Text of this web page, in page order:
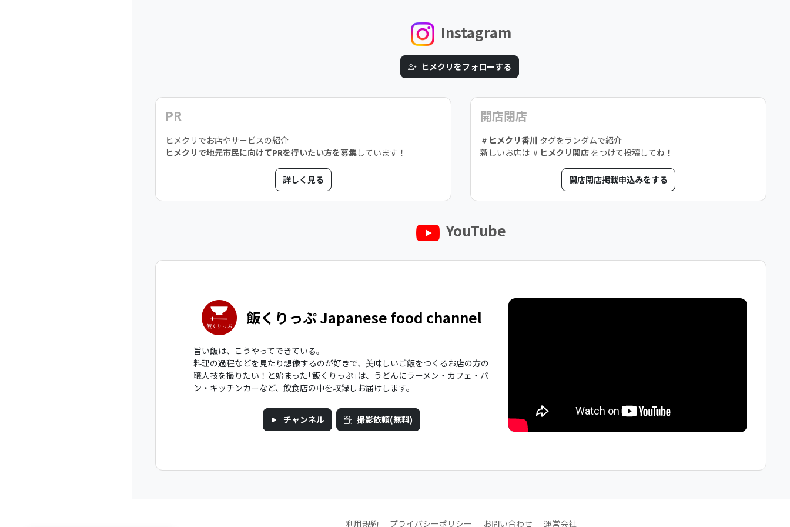
Instagram
ヒメクリをフォローする
PR
ヒメクリでお店やサービスの紹介
ヒメクリで地元市民に向けてPRを行いたい方を募集しています！
詳しく見る
開店閉店
ヒメクリ香川 タグをランダムで紹介
新しいお店は
ヒメクリ開店 をつけて投稿してね！
開店閉店掲載申込みをする
YouTube
飯くりっぷ Japanese food channel
旨い飯は、こうやってできている。
料理の過程などを見たり想像するのが好きで、美味しいご飯をつくるお店の方の
職人技を撮りたい！と始まった｢飯くりっぷ｣は、うどんにラーメン・カフェ・パ
ン・キッチンカーなど、飲食店の中を収録しお届けします。
チャンネル 撮影依頼(無料)
利用規約 プライバシーポリシー お問い合わせ 運営会社